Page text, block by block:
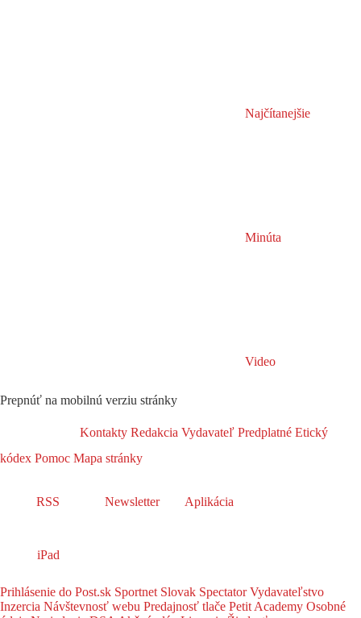
Najčítanejšie
Minúta
Video
Prepnúť na mobilnú verziu stránky
Kontakty Redakcia Vydavateľ Predplatné Etický
kódex Pomoc Mapa stránky
RSS Newsletter Aplikácia
iPad
Prihlásenie do Post.sk SportnetSlovak SpectatorVydavateľstvo
Inzercia Návštevnosť webu Predajnosť tlače Petit Academy Osobné